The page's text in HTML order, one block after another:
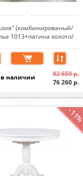
(комбинированый/
1013+патина золото/
в наличии
82 650 р.
76 260 р.
-11%